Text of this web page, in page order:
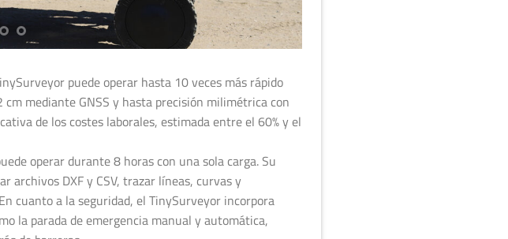
puede operar hasta 10 veces más rápido
mediante GNSS y hasta precisión milimétrica con
de los costes laborales, estimada entre el 60% y el
operar durante 8 horas con una sola carga. Su
DXF y CSV, trazar líneas, curvas y
cuanto a la seguridad, el TinySurveyor incorpora
la parada de emergencia manual y automática,